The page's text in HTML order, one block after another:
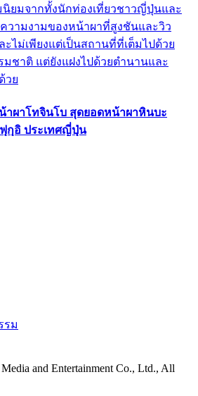
นิยมจากทั้งนักท่องเที่ยวชาวญี่ปุ่นและ
วามงามของหน้าผาที่สูงชันและวิว
ไม่เพียงแต่เป็นสถานที่ที่เต็มไปด้วย
มชาติ แต่ยังแฝงไปด้วยตำนานและ
วย
าผาโทจินโบ สุดยอดหน้าผาหินบะ
กุอิ ประเทศญี่ปุ่น
รม
and Entertainment Co., Ltd., All